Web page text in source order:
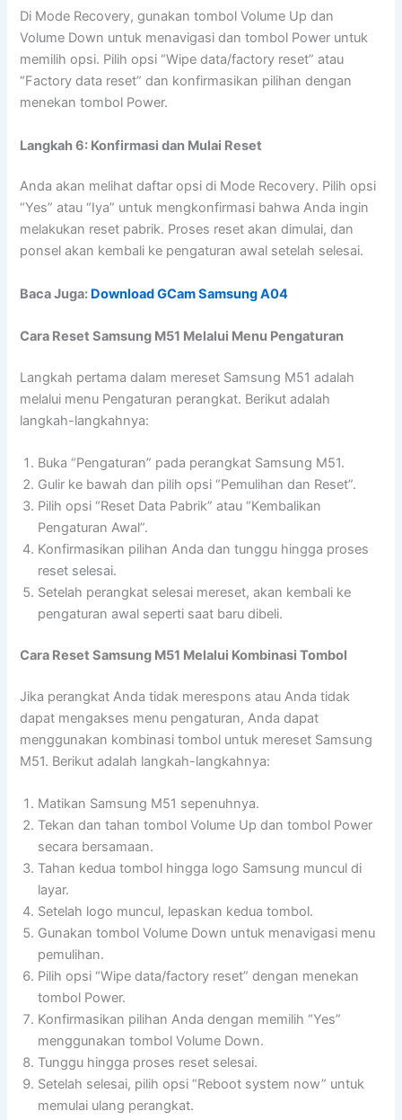
Di Mode Recovery, gunakan tombol Volume Up dan
Volume Down untuk menavigasi dan tombol Power untuk
memilih opsi. Pilih opsi “Wipe data/factory reset” atau
“Factory data reset” dan konfirmasikan pilihan dengan
menekan tombol Power.
Langkah 6: Konfirmasi dan Mulai Reset
Anda akan melihat daftar opsi di Mode Recovery. Pilih opsi
“Yes” atau “Iya” untuk mengkonfirmasi bahwa Anda ingin
melakukan reset pabrik. Proses reset akan dimulai, dan
ponsel akan kembali ke pengaturan awal setelah selesai.
Baca Juga: Download GCam Samsung A04
Cara Reset Samsung M51 Melalui Menu Pengaturan
Langkah pertama dalam mereset Samsung M51 adalah
melalui menu Pengaturan perangkat. Berikut adalah
langkah-langkahnya:
Buka “Pengaturan” pada perangkat Samsung M51.
Gulir ke bawah dan pilih opsi “Pemulihan dan Reset”.
Pilih opsi “Reset Data Pabrik” atau “Kembalikan
Pengaturan Awal”.
Konfirmasikan pilihan Anda dan tunggu hingga proses
reset selesai.
Setelah perangkat selesai mereset, akan kembali ke
pengaturan awal seperti saat baru dibeli.
Cara Reset Samsung M51 Melalui Kombinasi Tombol
Jika perangkat Anda tidak merespons atau Anda tidak
dapat mengakses menu pengaturan, Anda dapat
menggunakan kombinasi tombol untuk mereset Samsung
M51. Berikut adalah langkah-langkahnya:
Matikan Samsung M51 sepenuhnya.
Tekan dan tahan tombol Volume Up dan tombol Power
secara bersamaan.
Tahan kedua tombol hingga logo Samsung muncul di
layar.
Setelah logo muncul, lepaskan kedua tombol.
Gunakan tombol Volume Down untuk menavigasi menu
pemulihan.
Pilih opsi “Wipe data/factory reset” dengan menekan
tombol Power.
Konfirmasikan pilihan Anda dengan memilih “Yes”
menggunakan tombol Volume Down.
Tunggu hingga proses reset selesai.
Setelah selesai, pilih opsi “Reboot system now” untuk
memulai ulang perangkat.